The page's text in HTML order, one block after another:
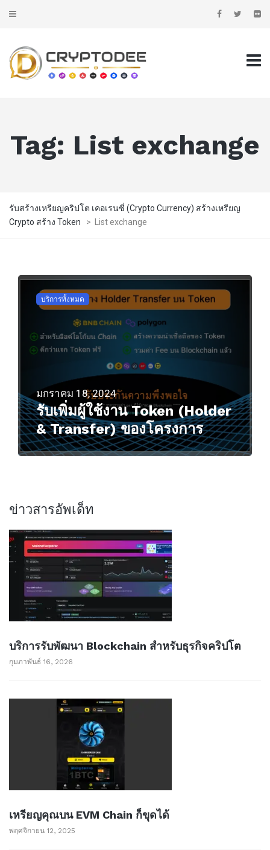
Tag: List exchange
รับสร้างเหรียญคริปโต เคอเรนซี่ (Crypto Currency) สร้างเหรียญ
Crypto สร้าง Token
> List exchange
บริการทั้งหมด
มกราคม 18, 2024
รับเพิ่มผู้ใช้งาน Token (Holder
& Transfer) ของโครงการ
ข่าวสารอัพเด็ท
บริการรับพัฒนา Blockchain สำหรับธุรกิจคริปโต
กุมภาพันธ์ 16, 2026
เหรียญคุณบน EVM Chain ก็ขุดได้
พฤศจิกายน 12, 2025